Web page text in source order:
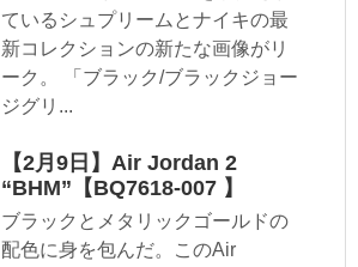
ているシュプリームとナイキの最
新コレクションの新たな画像がリ
ーク。 「ブラック/ブラックジョー
ジグリ...
【2月9日】Air Jordan 2
“BHM”【BQ7618-007 】
ブラックとメタリックゴールドの
配色に身を包んだ。このAir